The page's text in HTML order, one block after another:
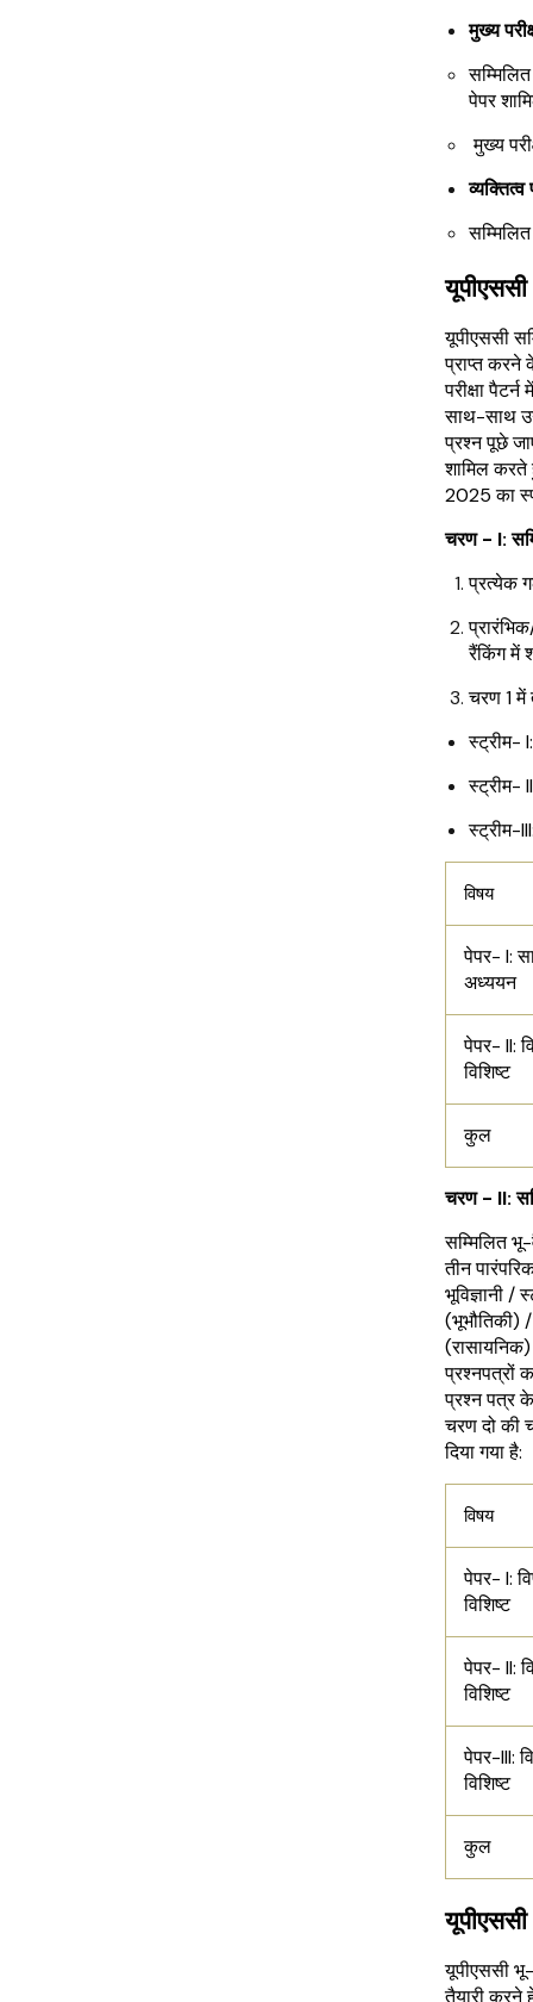
मुख्य
पेपर
मुख्य
व्यक्तित्व
यूपीएससी
यूपीएससी
प्राप्त करने
परीक्षा
साथ-साथ उन
प्रश्न पूछे
शामिल करते
2025 का
चरण - I:
प्रत्येक
रैंकिंग में
चरण 1 में
स्ट्रीम-
स्ट्रीम-
स्ट्रीम-
विषय
पेपर- I:
अध्ययन
पेपर- II:
विशिष्ट
कुल
चरण - II:
सम्मिलित भू-
तीन
भूविज्ञानी /
(भूभौतिकी)
प्रश्नपत्रों
प्रश्न पत्र
चरण दो की
दिया गया है:
विषय
पेपर- I:
विशिष्ट
पेपर- II:
विशिष्ट
पेपर-III:
विशिष्ट
कुल
यूपीएससी
तैयारी करने